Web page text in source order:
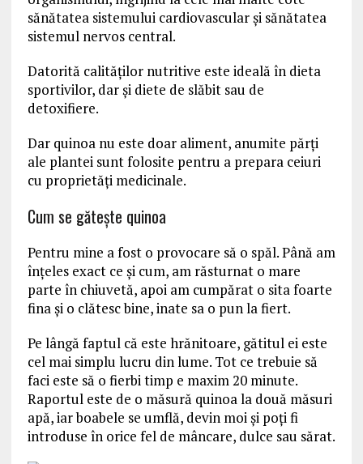
sănătatea sistemului cardiovascular și sănătatea
sistemul nervos central.
Datorită calităților nutritive este ideală în dieta
sportivilor, dar și diete de slăbit sau de
detoxifiere.
Dar quinoa nu este doar aliment, anumite părți
ale plantei sunt folosite pentru a prepara ceiuri
cu proprietăți medicinale.
Cum se gătește quinoa
Pentru mine a fost o provocare să o spăl. Până am
înțeles exact ce și cum, am răsturnat o mare
parte în chiuvetă, apoi am cumpărat o sita foarte
fina și o clătesc bine, inate sa o pun la fiert.
Pe lângă faptul că este hrănitoare, gătitul ei este
cel mai simplu lucru din lume. Tot ce trebuie să
faci este să o fierbi timp e maxim 20 minute.
Raportul este de o măsură quinoa la două măsuri
apă, iar boabele se umflă, devin moi și poți fi
introduse în orice fel de mâncare, dulce sau sărat.